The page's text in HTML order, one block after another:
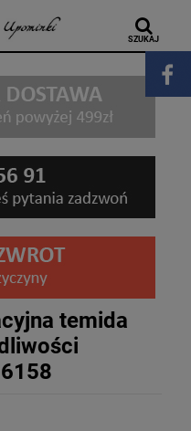
SZUKAJ
temida